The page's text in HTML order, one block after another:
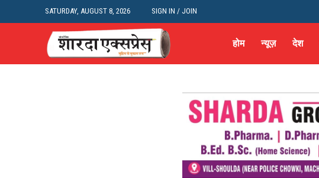
SATURDAY, AUGUST 8, 2026 SIGN IN / JOIN
होम न्यूज़ देश